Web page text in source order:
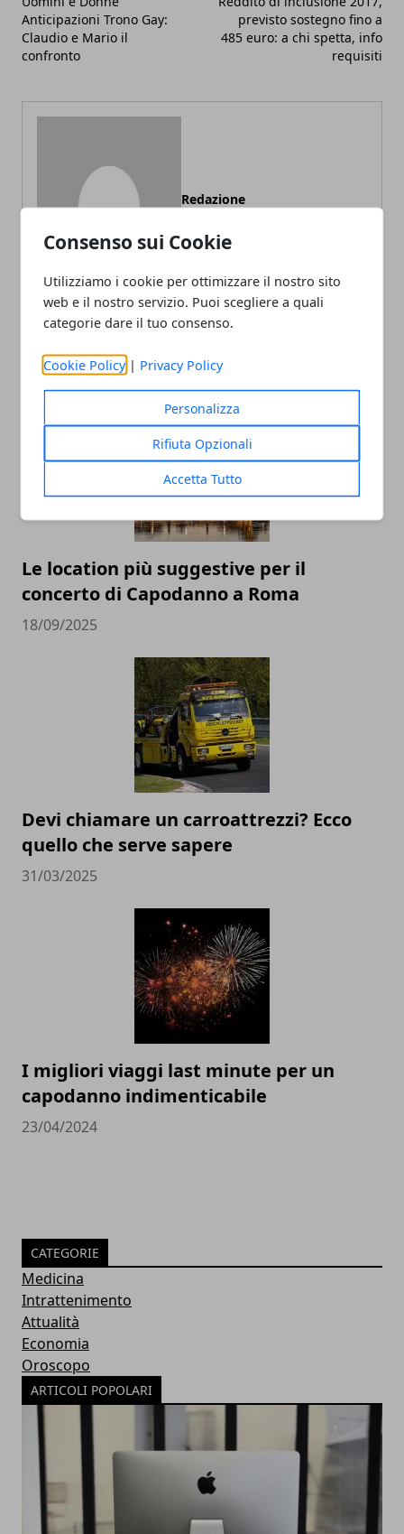
Consenso sui Cookie
Utilizziamo i cookie per ottimizzare il nostro sito
web e il nostro servizio. Puoi scegliere a quali
categorie dare il tuo consenso.
Cookie Policy | Privacy Policy
Personalizza
Rifiuta Opzionali
Accetta Tutto
Anticipazioni Trono Gay:
Claudio e Mario il
confronto
previsto sostegno fino a
485 euro: a chi spetta, info
requisiti
Redazione
ARTICOLI CORRELATI
Le location più suggestive per il
concerto di Capodanno a Roma
18/09/2025
Devi chiamare un carroattrezzi? Ecco
quello che serve sapere
31/03/2025
I migliori viaggi last minute per un
capodanno indimenticabile
23/04/2024
CATEGORIE
Medicina
Intrattenimento
Attualità
Economia
Oroscopo
ARTICOLI POPOLARI